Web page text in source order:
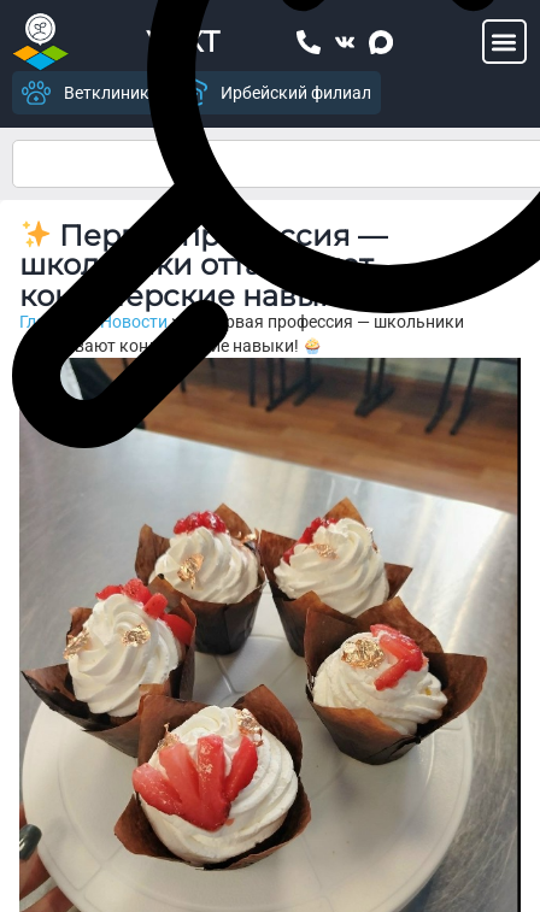
УСХТ
Ветклиника Ирбейский филиал
Первая профессия —
школьники оттачивают
кондитерские навыки!
Главная >Новости>
Первая профессия — школьники
оттачивают кондитерские навыки!